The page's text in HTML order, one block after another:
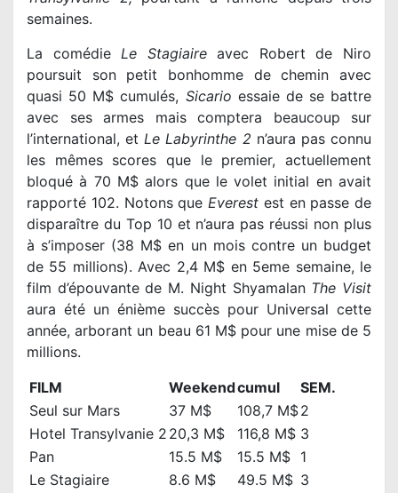
semaines.
La comédieLe Stagiaireavec Robert de Niro
poursuit son petit bonhomme de chemin avec
quasi 50 M$ cumulés, Sicario essaie de se battre
avec ses armes mais comptera beaucoup sur
l’international, etLe Labyrinthe 2 n’aura pas connu
les mêmes scores que le premier, actuellement
bloqué à 70 M$ alors que le volet initial en avait
rapporté 102. Notons que Everest est en passe de
disparaître du Top 10 et n’aura pas réussi non plus
à s’imposer (38 M$ en un mois contre un budget
de 55 millions). Avec 2,4 M$ en 5eme semaine, le
film d’épouvante de M. Night Shyamalan The Visit
aura été un énième succès pour Universal cette
année, arborant un beau 61 M$ pour une mise de 5
millions.
FILM
Weekendcumul
SEM.
Seul sur Mars
37 M$ 108,7 M$2
Hotel Transylvanie 2 20,3 M$ 116,8 M$ 3
Pan
15.5 M$ 15.5 M$ 1
Le Stagiaire
8.6 M$ 49.5 M$ 3